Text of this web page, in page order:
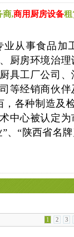
商,商用厨房设备
从事食品加
厨房环境治
具工厂公司
等经销商伙
，各种制造及
中心被认定
、“陕西省名
1 2 3